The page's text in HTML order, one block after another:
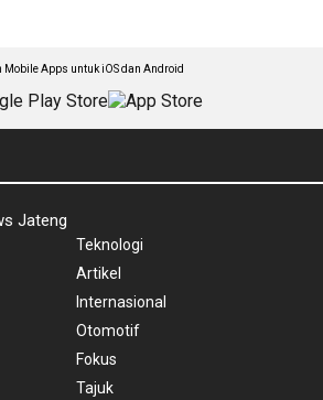
Mobile Apps untuk iOS dan Android
Jateng
Teknologi
Artikel
Internasional
Otomotif
Fokus
Tajuk